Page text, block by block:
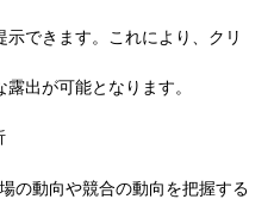
できます。これにより、クリ
出が可能となります。
の動向や競合の動向を把握する